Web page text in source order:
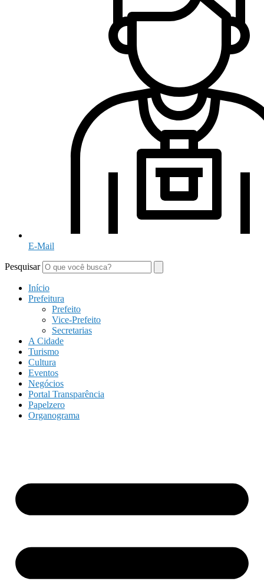
E-Mail
Pesquisar
Início
Prefeitura
Prefeito
Vice-Prefeito
Secretarias
A Cidade
Turismo
Cultura
Eventos
Negócios
Portal Transparência
Papelzero
Organograma